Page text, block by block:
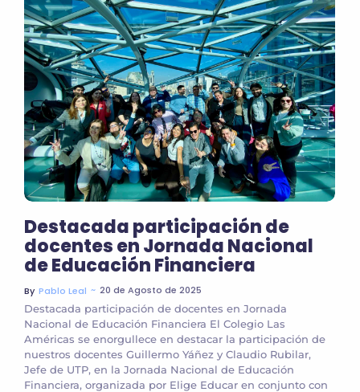
Destacada participación de
docentes en Jornada Nacional
de Educación Financiera
By Pablo Leal ~ 20 de Agosto de 2025
Destacada participación de docentes en Jornada
Nacional de Educación Financiera El Colegio Las
Américas se enorgullece en destacar la participación de
nuestros docentes Guillermo Yáñez y Claudio Rubilar,
Jefe de UTP, en la Jornada Nacional de Educación
Financiera, organizada por Elige Educar en conjunto con